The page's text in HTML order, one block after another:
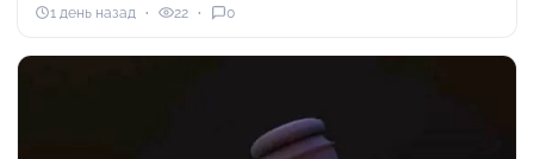
1 день назад 22 0